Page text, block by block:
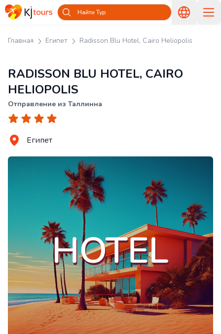
Найти Тур
Главная Египет Radisson Blu Hotel, Cairo Heliopolis
RADISSON BLU HOTEL, CAIRO
HELIOPOLIS
Отправление из Таллинна
Египет